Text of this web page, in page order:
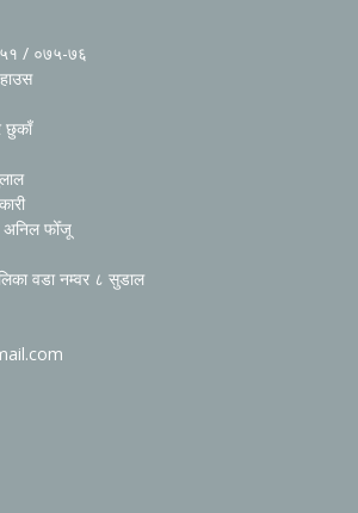
/ ०७५-७६
छुकाँ
अनिल फोँजू
वडा नम्वर ८ सुडाल